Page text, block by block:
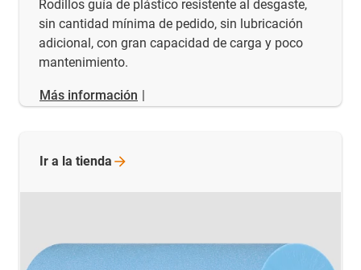
Rodillos guía de plástico resistente al desgaste,
sin cantidad mínima de pedido, sin lubricación
adicional, con gran capacidad de carga y poco
mantenimiento.
Más información |
Ir a la tienda